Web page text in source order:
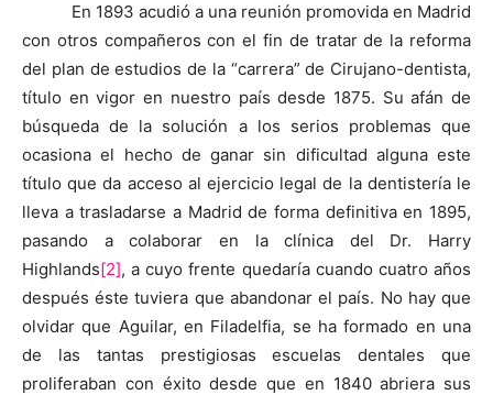
En 1893 acudió a una reunión promovida en Madrid
con otros compañeros con el fin de tratar de la reforma
del plan de estudios de la “carrera” de Cirujano-dentista,
título en vigor en nuestro país desde 1875. Su afán de
búsqueda de la solución a los serios problemas que
ocasiona el hecho de ganar sin dificultad alguna este
título que da acceso al ejercicio legal de la dentistería le
lleva a trasladarse a Madrid de forma definitiva en 1895,
pasando a colaborar en la clínica del Dr. Harry
Highlands[2], a cuyo frente quedaría cuando cuatro años
después éste tuviera que abandonar el país. No hay que
olvidar que Aguilar, en Filadelfia, se ha formado en una
de las tantas prestigiosas escuelas dentales que
proliferaban con éxito desde que en 1840 abriera sus